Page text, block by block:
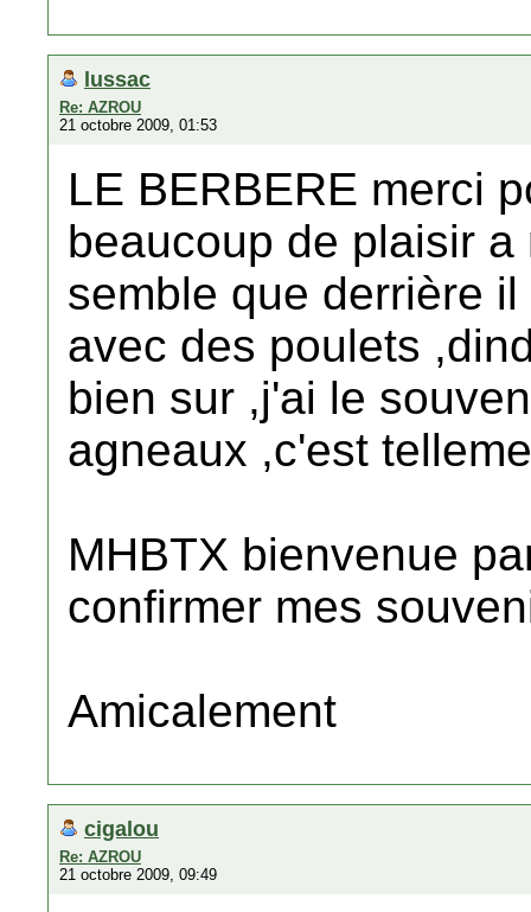
lussac
Re: AZROU
21 octobre 2009, 01:53
LE BERBERE merci
beaucoup de plaisir
semble que derrière
avec des poulets
bien sur ,j'ai le
agneaux ,c'est
MHBTX bienvenue
confirmer mes
Amicalement
cigalou
Re: AZROU
21 octobre 2009, 09:49